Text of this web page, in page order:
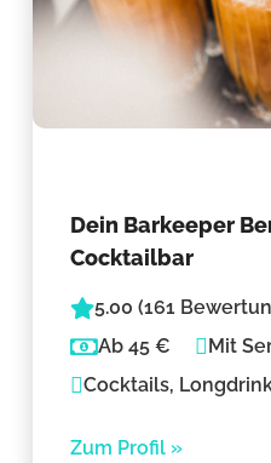
Dein Barkeeper
Cocktailbar
5.00 (161
Ab 45 €
Mit
Cocktails,
Zum Profil »